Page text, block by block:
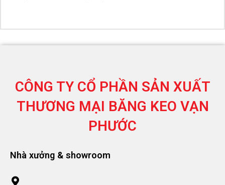
CÔNG TY CỔ PHẦN SẢN XUẤT
THƯƠNG MẠI BĂNG KEO VẠN
PHƯỚC
Nhà xưởng & showroom